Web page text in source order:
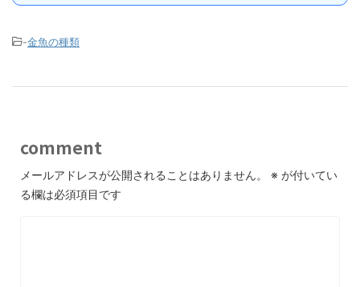
-金魚の種類
comment
メールアドレスが公開されることはありません。 ※ が付いてい
る欄は必須項目です